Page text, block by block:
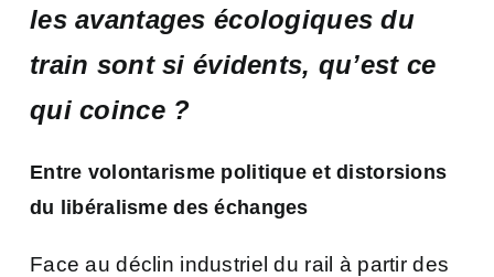
les avantages écologiques du
train sont si évidents, qu’est ce
qui coince ?
Entre volontarisme politique et distorsions
du libéralisme des échanges
Face au déclin industriel du rail à partir des